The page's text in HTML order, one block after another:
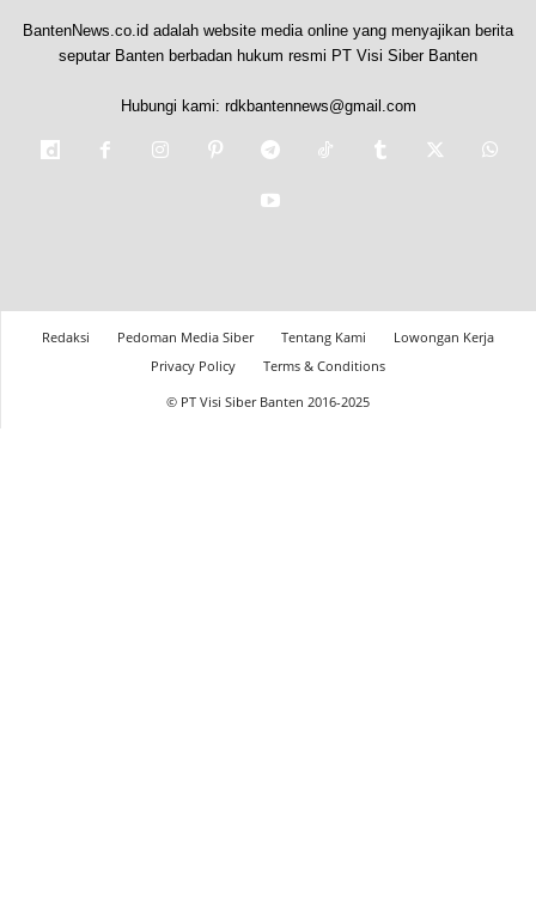
BantenNews.co.id adalah website media online yang menyajikan berita
seputar Banten berbadan hukum resmi PT Visi Siber Banten
Hubungi kami: rdkbantennews@gmail.com
Redaksi Pedoman Media Siber Tentang Kami
Lowongan Kerja
Privacy Policy
Terms & Conditions
© PT Visi Siber Banten 2016-2025